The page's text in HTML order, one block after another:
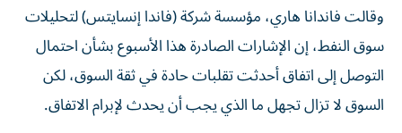
وقالت فاندانا هاري، مؤسسة شركة (فاندا إنسايتس) لتحليلات
سوق النفط، إن الإشارات الصادرة هذا الأسبوع بشأن احتمال
التوصل ​إلى اتفاق أحدثت تقلبات حادة في ثقة السوق، لكن
السوق لا تزال تجهل ما الذي ‌يجب أن يحدث لإبرام الاتفاق.